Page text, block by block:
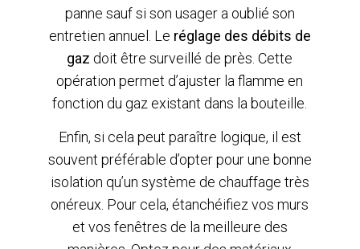
panne sauf si son usager a oublié son
entretien annuel. Le réglage des débits de
gaz doit être surveillé de près. Cette
opération permet d’ajuster la flamme en
fonction du gaz existant dans la bouteille.
Enfin, si cela peut paraître logique, il est
souvent préférable d’opter pour une bonne
isolation qu’un système de chauffage très
onéreux. Pour cela, étanchéifiez vos murs
et vos fenêtres de la meilleure des